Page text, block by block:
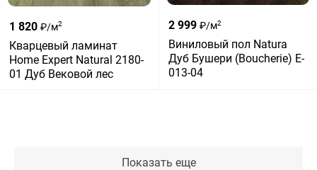
1 820 ₽/м2
Кварцевый ламинат
Home Expert Natural 2180-
01 Дуб Вековой лес
2 999 ₽/м2
Виниловый пол Natura
Дуб Бушери (Boucherie) E-
013-04
Показать еще